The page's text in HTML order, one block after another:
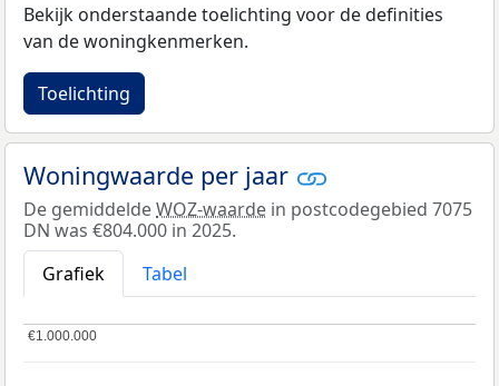
Bekijk onderstaande toelichting voor de definities
van de woningkenmerken.
Toelichting
Woningwaarde per jaar
De gemiddeldeWOZ-waarde in postcodegebied 7075
DN was €804.000 in 2025.
Grafiek
Tabel
€1.000.000
€1.000.000